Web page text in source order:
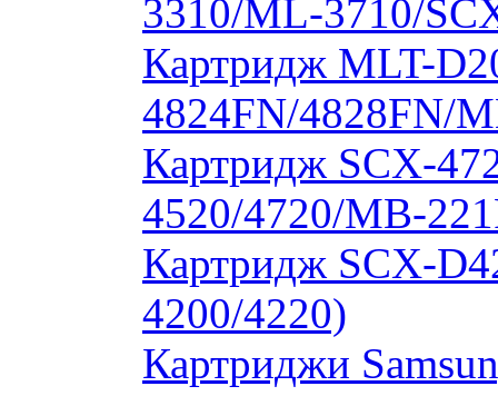
3310/ML-3710/
Картридж MLT-
4824FN/4828FN/
Картридж SCX-
4520/4720/MB-
Картридж SCX-
4200/4220)
Картриджи